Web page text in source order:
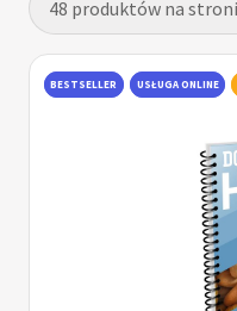
BESTSELLER USŁUGA ONLINE